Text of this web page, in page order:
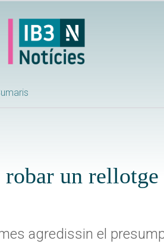
un rellotge
agredissin el